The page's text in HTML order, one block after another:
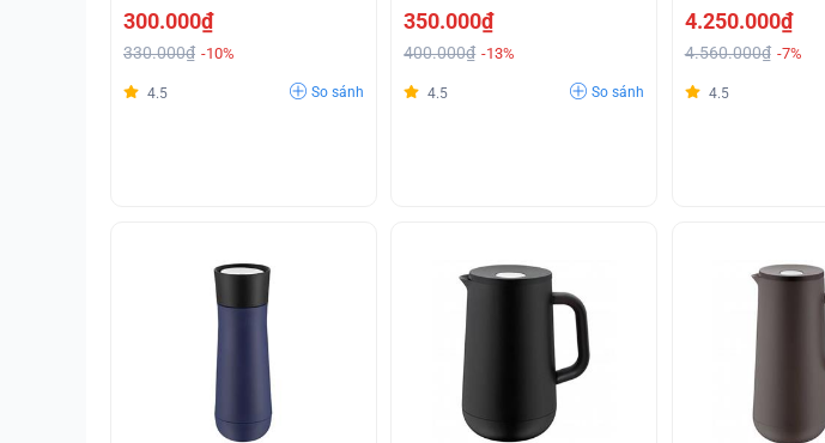
300.000₫
330.000₫ -10%
4.5 So sánh
350.000₫
400.000₫ -13%
4.5 So sánh
KUPFER-
4.250.000₫
4.560.000₫ -7%
4.5